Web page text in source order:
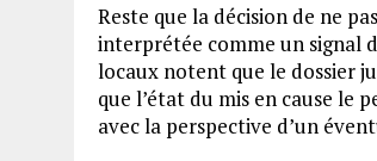
Reste que la décision de ne
interprétée comme un signal
locaux notent que le dossier
que l’état du mis en cause le
avec la perspective d’un